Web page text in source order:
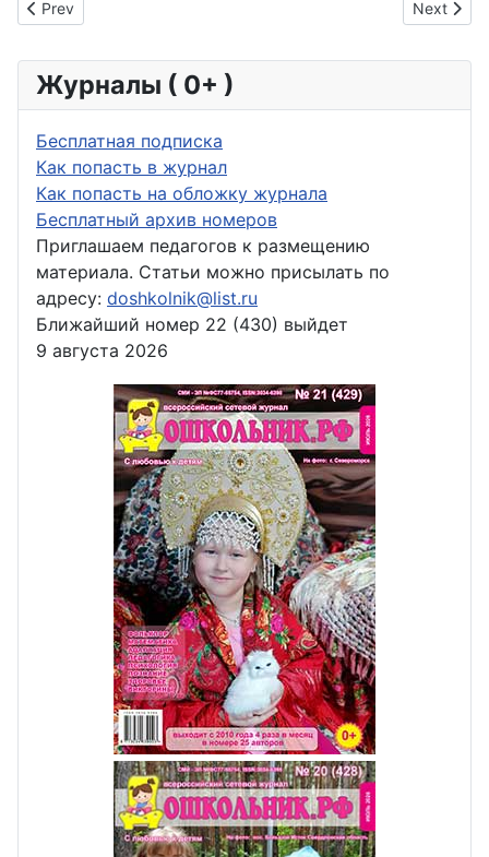
Previous article: Социализация детей с нарушением зрения
Prev Next
Next
Журналы ( 0+ )
Бесплатная подписка
Как попасть в журнал
Как попасть на обложку журнала
Бесплатный архив номеров
Приглашаем педагогов к размещению
материала. Статьи можно присылать по
адресу: doshkolnik@list.ru
Ближайший номер 22 (430) выйдет
9 августа 2026